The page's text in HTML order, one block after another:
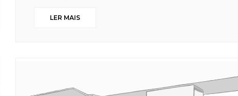
LER MAIS